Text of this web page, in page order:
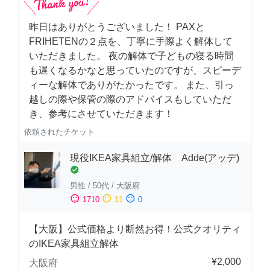
昨日はありがとうございました！ PAXと
FRIHETENの２点を、丁寧に手際よく解体して
いただきました。 夜の解体で子どもの寝る時間
も遅くなるかなと思っていたのですが、スピーデ
ィーな解体でありがたかったです。 また、引っ
越しの際や保管の際のアドバイスもしていただ
き、参考にさせていただきます！
依頼されたチケット
現役IKEA家具組立/解体 Adde(アッデ)
check_circle
男性 / 50代 / 大阪府
sentiment_satisfied 1710 sentiment_neutral 11 sentiment_dissatisfied 0
【大阪】公式価格より断然お得！公式クオリティ
のIKEA家具組立解体
大阪府
¥2,000